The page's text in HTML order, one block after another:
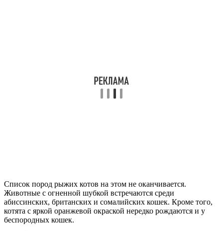
Список пород рыжих котов на этом не оканчивается.
Животные с огненной шубкой встречаются среди
абиссинских, британских и сомалийских кошек. Кроме того,
котята с яркой оранжевой окраской нередко рождаются и у
беспородных кошек.